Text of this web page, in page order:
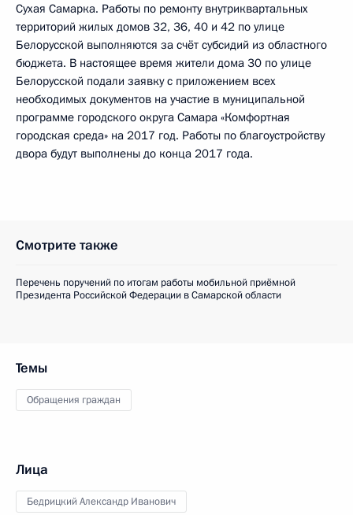
Сухая Самарка. Работы по ремонту внутриквартальных
территорий жилых домов 32, 36, 40 и 42 по улице
Белорусской выполняются за счёт субсидий из областного
бюджета. В настоящее время жители дома 30 по улице
Белорусской подали заявку с приложением всех
необходимых документов на участие в муниципальной
программе городского округа Самара «Комфортная
городская среда» на 2017 год. Работы по благоустройству
двора будут выполнены до конца 2017 года.
Смотрите также
Перечень поручений по итогам работы мобильной приёмной
Президента Российской Федерации в Самарской области
Темы
Обращения граждан
Лица
Бедрицкий Александр Иванович